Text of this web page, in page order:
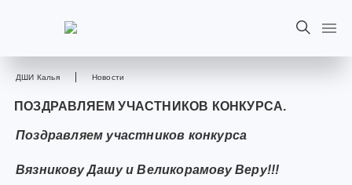
ДШИ Калья Новости
ПОЗДРАВЛЯЕМ УЧАСТНИКОВ КОНКУРСА.
Поздравляем участников конкурса
Вязникову Дашу и Великорамову Веру!!!